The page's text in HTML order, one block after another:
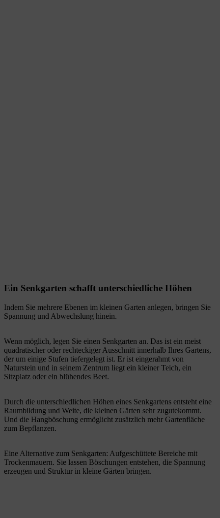
Ein Senkgarten schafft unterschiedliche Höhen
Indem Sie mehrere Ebenen im kleinen Garten anlegen, bringen Sie
Spannung und Abwechslung hinein.
Wenn möglich, legen Sie einen Senkgarten an. Das ist ein meist
quadratischer oder rechteckiger Ausschnitt innerhalb Ihres Gartens,
der um einige Stufen tiefergelegt ist. Er ist eingerahmt von
Naturstein und in seinem Zentrum liegt ein kleiner Teich, ein
Sitzplatz oder ein blühendes Beet.
Durch die unterschiedlichen Höhen eines Senkgartens entsteht eine
Raumbildung und Weite, die kleinen Gärten sehr zugutekommt.
Und die Hangböschung ermöglicht zusätzlich mehr Gartenfläche
zum Bepflanzen.
Eine Alternative zum Senkgarten: Aufgeschüttete Bereiche mit
Trockenmauern. Sie lassen Böschungen entstehen, die Spannung
erzeugen und Struktur in kleine Gärten bringen.